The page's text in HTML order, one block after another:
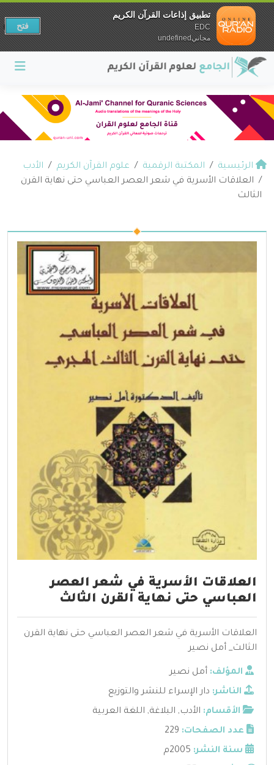
الرئيسية المكتبة الرقمية علوم القرآن الكريم
الأدب
العلاقات الأسرية في شعر العصر العباسي حتى نهاية القرن
الثالث
العلاقات الأسرية في شعر العصر
العباسي حتى نهاية القرن الثالث
العلاقات الأسرية في شعر العصر العباسي حتى نهاية القرن
الثالث_ أمل نصير
المؤلف: أمل نصير
الناشر: دار الإسراء للنشر والتوزيع
الأقسام: الأدب, البلاغة, اللغة العربية
عدد الصفحات: 229
سنة النشر: 2005م
تطبيق إذاعات القرآن الكريم
EDC
مجانيundefined
فتح